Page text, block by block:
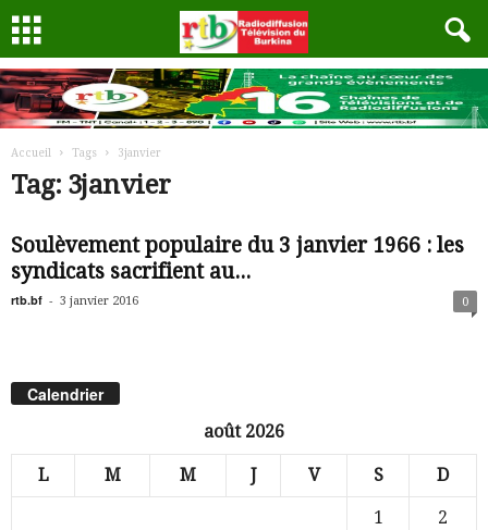
Accueil Tags 3janvier
Tag: 3janvier
Soulèvement populaire du 3 janvier 1966 : les
syndicats sacrifient au...
rtb.bf - 3 janvier 2016 0
Calendrier
août 2026
L M M J V S D
1
2